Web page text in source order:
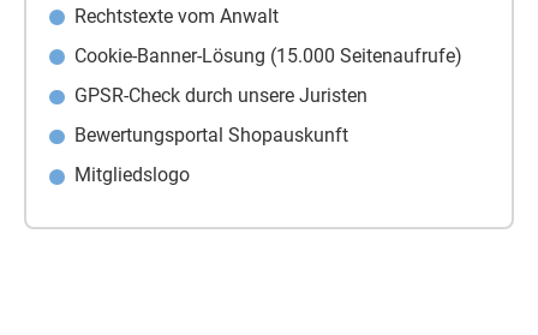
Rechtstexte vom Anwalt
Cookie-Banner-Lösung (15.000 Seitenaufrufe)
GPSR-Check durch unsere Juristen
Bewertungsportal Shopauskunft
Mitgliedslogo